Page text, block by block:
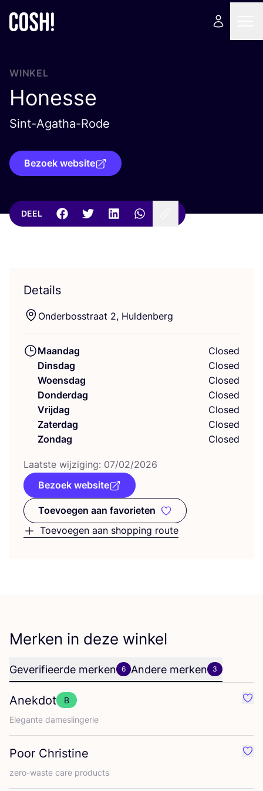
WINKEL
Honesse
Sint-Agatha-Rode
Bezoek website
DEEL
Details
Onder­bos­straat 2, Huldenberg
Maandag
Closed
Dinsdag
Closed
Woensdag
Closed
Donderdag
Closed
Vrijdag
Closed
Zaterdag
Closed
Zondag
Closed
Laat­ste wij­zi­ging: 07/02/2026
Bezoek website
Toevoegen aan favorieten
Toevoegen aan favorieten
Toevoegen aan shopping route
Merken in deze winkel
Geverifieerde merken 6 Andere merken 3
Anekdot
B
Ele­gan­te dameslingerie
Poor Christine
zero-was­te care products